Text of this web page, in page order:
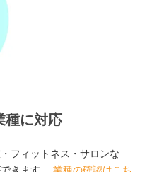
種に対応
フィットネス・サロンな